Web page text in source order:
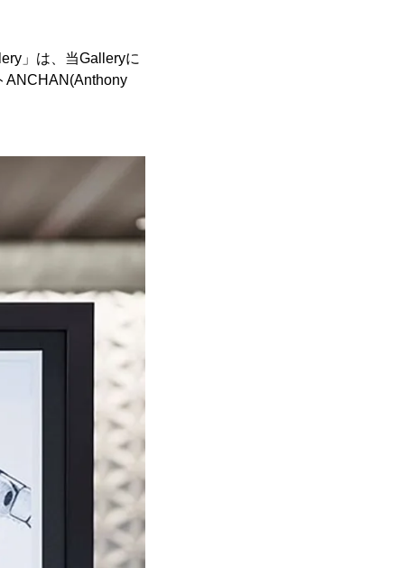
」は、当Galleryに
ANCHAN(Anthony